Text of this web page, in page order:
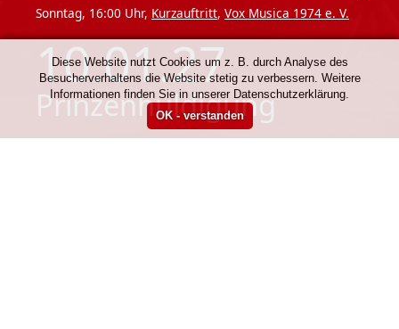
Sonntag, 16:00 Uhr, Kurzauftritt, Vox Musica 1974 e. V.
10.01.27
Prinzenhuldigung
Diese Website nutzt Cookies um z. B. durch Analyse des
Besucherverhaltens die Website stetig zu verbessern. Weitere
Informationen finden Sie in unserer Datenschutzerklärung.